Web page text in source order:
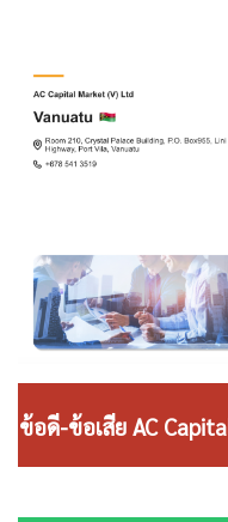
ข้อดี-ข้อเสีย AC